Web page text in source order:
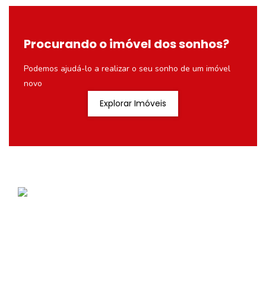
Procurando o imóvel dos sonhos?
Podemos ajudá-lo a realizar o seu sonho de um imóvel
novo
Explorar Imóveis